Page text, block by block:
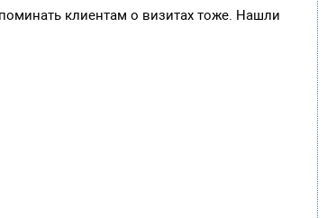
клиентам о визитах тоже. Нашли